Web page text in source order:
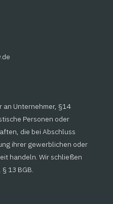
an Unternehmer, §14
Personen oder
die bei Abschluss
ihrer gewerblichen oder
handeln. Wir schließen
13 BGB.